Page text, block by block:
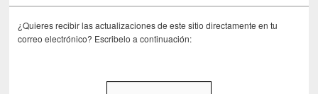
¿Quieres recibir las actualizaciones de este sitio directamente en tu
correo electrónico? Escribelo a continuación: